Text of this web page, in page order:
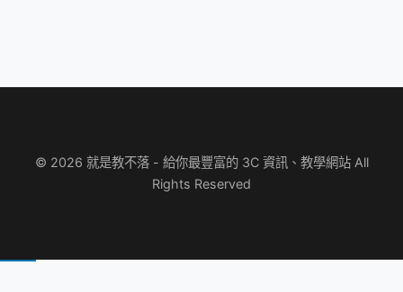
© 2026 就是教不落 - 給你最豐富的 3C 資訊、教學網站 All
Rights Reserved